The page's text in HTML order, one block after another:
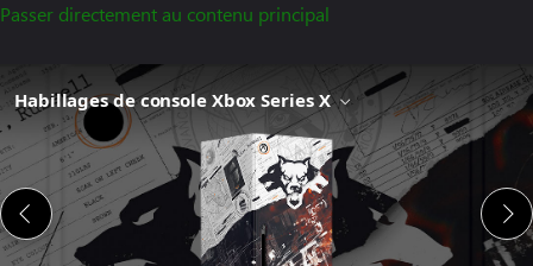
Passer directement au contenu principal
Habillages de console Xbox Series X